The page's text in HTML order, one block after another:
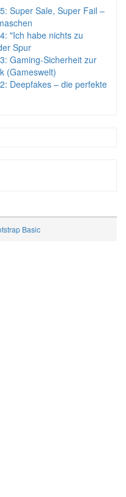
Super Sale, Super Fail –
"Ich habe nichts zu
Spur
Gaming-Sicherheit zur
(Gameswelt)
Deepfakes – die perfekte
Basic